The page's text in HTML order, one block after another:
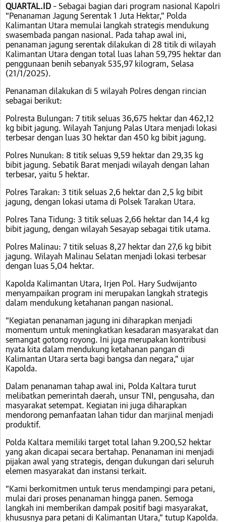
QUARTAL.ID – Sebagai bagian dari program nasional Kapolri
“Penanaman Jagung Serentak 1 Juta Hektar,” Polda
Kalimantan Utara memulai langkah strategis mendukung
swasembada pangan nasional. Pada tahap awal ini,
penanaman jagung serentak dilakukan di 28 titik di wilayah
Kalimantan Utara dengan total luas lahan 59,795 hektar dan
penggunaan benih sebanyak 535,97 kilogram, Selasa
(21/1/2025).
Penanaman dilakukan di 5 wilayah Polres dengan rincian
sebagai berikut:
Polresta Bulungan: 7 titik seluas 36,675 hektar dan 462,12
kg bibit jagung. Wilayah Tanjung Palas Utara menjadi lokasi
terbesar dengan luas 30 hektar dan 450 kg bibit jagung.
Polres Nunukan: 8 titik seluas 9,59 hektar dan 29,35 kg
bibit jagung. Sebatik Barat menjadi wilayah dengan lahan
terbesar, yaitu 5 hektar.
Polres Tarakan: 3 titik seluas 2,6 hektar dan 2,5 kg bibit
jagung, dengan lokasi utama di Polsek Tarakan Utara.
Polres Tana Tidung: 3 titik seluas 2,66 hektar dan 14,4 kg
bibit jagung, dengan wilayah Sesayap sebagai titik utama.
Polres Malinau: 7 titik seluas 8,27 hektar dan 27,6 kg bibit
jagung. Wilayah Malinau Selatan menjadi lokasi terbesar
dengan luas 5,04 hektar.
Kapolda Kalimantan Utara, Irjen Pol. Hary Sudwijanto
menyampaikan program ini merupakan langkah strategis
dalam mendukung ketahanan pangan nasional.
“Kegiatan penanaman jagung ini diharapkan menjadi
momentum untuk meningkatkan kesadaran masyarakat dan
semangat gotong royong. Ini juga merupakan kontribusi
nyata kita dalam mendukung ketahanan pangan di
Kalimantan Utara serta bagi bangsa dan negara,” ujar
Kapolda.
Dalam penanaman tahap awal ini, Polda Kaltara turut
melibatkan pemerintah daerah, unsur TNI, pengusaha, dan
masyarakat setempat. Kegiatan ini juga diharapkan
mendorong pemanfaatan lahan tidur dan marjinal menjadi
produktif.
Polda Kaltara memiliki target total lahan 9.200,52 hektar
yang akan dicapai secara bertahap. Penanaman ini menjadi
pijakan awal yang strategis, dengan dukungan dari seluruh
elemen masyarakat dan instansi terkait.
“Kami berkomitmen untuk terus mendampingi para petani,
mulai dari proses penanaman hingga panen. Semoga
langkah ini memberikan dampak positif bagi masyarakat,
khususnya para petani di Kalimantan Utara,” tutup Kapolda.